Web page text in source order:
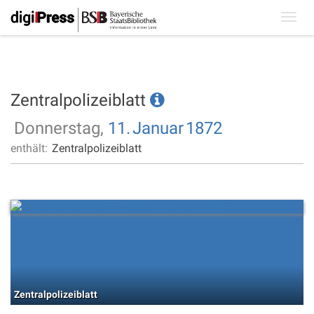
Zentralpolizeiblatt
Donnerstag, 11.Januar1872
enthält: Zentralpolizeiblatt
Zentralpolizeiblatt